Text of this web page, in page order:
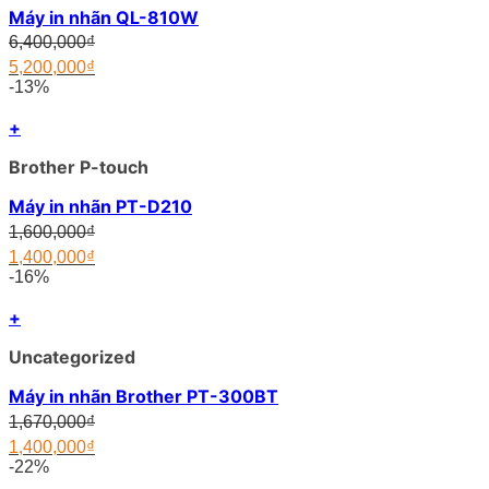
Máy in nhãn QL-810W
6,400,000₫Original
was:
5,200,000₫
Current
is:
-13%
+
Brother P-touch
Máy in nhãn PT-D210
1,600,000₫Original
was:
1,400,000₫
Current
is:
-16%
+
Uncategorized
Máy in nhãn Brother PT-300BT
1,670,000₫Original
was:
1,400,000₫
Current
-22%